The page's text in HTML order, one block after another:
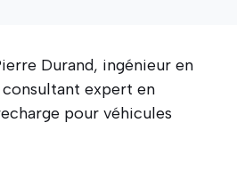
Durand, ingénieur en
expert en
pour véhicules